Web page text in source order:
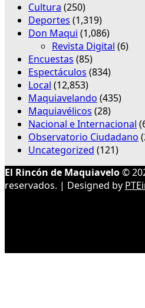
Cultura (250)
Deportes (1,319)
Don Maqui (1,086)
Revista Digital (6)
Encuestas (85)
Espectáculos (834)
Local (12,853)
Maquiavelando (435)
Maquiavélicos (28)
Nacional e Internacional
Observatorio Ciudadano
Uncategorized (121)
El Rincón de Maquiavelo©
reservados. | Designed by